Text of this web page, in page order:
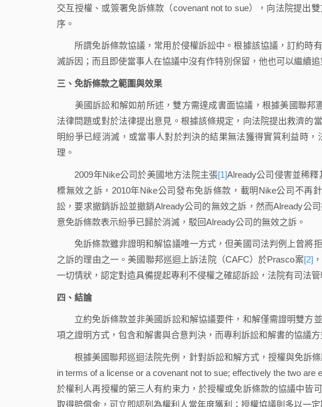
交互授權、或簽署免訴條款（covenant not to sue），向法院提出
序。
所謂免訴條款協議，常用於侵權訴訟中。根據該協議，訂約時
滅訴因；而且即使當事人在協議中沒有作特別保留，他也可以繼續
三、免訴條款之範圍與效果
美國訴訟和解如前所述，雙方需達成書面協議，根據美國聯邦
法律問題或對於法律提出意見。根據該條規定，向法院提出救濟的
明紛爭已經消滅，或當事人對於判決的結果無法獲得實質利益時
理。
2009年Nike公司於美國地方法院主張[1]Already公司侵害並稀
標無效之訴，2010年Nike公司發布免訴條款，載明Nike公司不再
訟，要求撤銷訴訟並撤銷Already公司的無效之訴，然而Already公
意免訴條款表示紛爭已歸於消滅，駁回Already公司的無效之訴。
免訴條款雖非證明和解協議唯一方式，但美國司法判例上曾將
之訴的理由之一。美國聯邦巡迴上訴法院（CAFC）於Prasco案[2]
一切情狀，認定對造具備提起專利不侵權之確認訴訟，法院有司法管
四、結論
立約免訴條款並非美國訴訟和解協議要件，和解僅需證明雙方
項之證明方式，包含和解書與合意判決，而專利訴訟和解書的協議
根據美國聯邦巡迴法院先例，針對訴訟和解方式，授權與免訴條
in terms of a license or a covenant not to sue; effectively the two
於權利人再授權的第三人有約束力，於授權或免訴條款的協議中皆
取得賠償金，可立即認列為權利人當年度獲利；授權協議則多以一